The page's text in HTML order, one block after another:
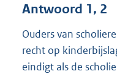
Antwoord 1, 2
Ouders van
recht op
eindigt als de